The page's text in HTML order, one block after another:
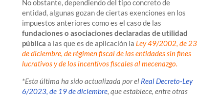
No obstante, dependiendo del tipo concreto de
entidad, algunas gozan de ciertas exenciones en los
impuestos anteriores como es el caso de las
fundaciones o asociaciones declaradas de utilidad
pública a las que es de aplicación la Ley 49/2002, de 23
de diciembre, de régimen fiscal de las entidades sin fines
lucrativos y de los incentivos fiscales al mecenazgo.
*Esta última ha sido actualizada por elReal Decreto-Ley
6/2023, de 19 de diciembre, que establece, entre otras